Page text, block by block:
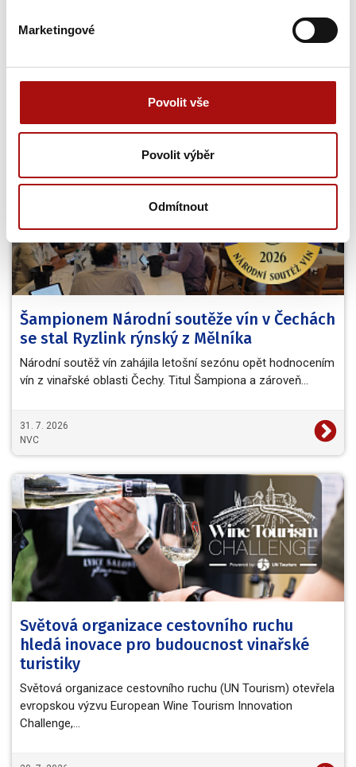
Marketingové
Povolit vše
Povolit výběr
Odmítnout
25. 11. - 26. 11. 2026
Zobrazit všechny akce
Šampionem Národní soutěže vín v Čechách
se stal Ryzlink rýnský z Mělníka
Národní soutěž vín zahájila letošní sezónu opět hodnocením
vín z vinařské oblasti Čechy. Titul Šampiona a zároveň…
31. 7. 2026
NVC
Světová organizace cestovního ruchu
hledá inovace pro budoucnost vinařské
turistiky
Světová organizace cestovního ruchu (UN Tourism) otevřela
evropskou výzvu European Wine Tourism Innovation
Challenge,…